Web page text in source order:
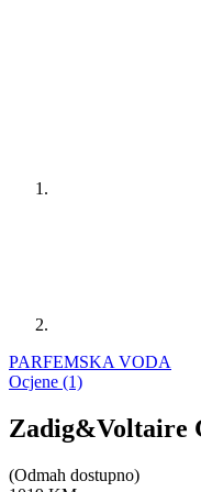
PARFEMSKA VODA
Ocjene (1)
Zadig&Voltaire
(Odmah dostupno)